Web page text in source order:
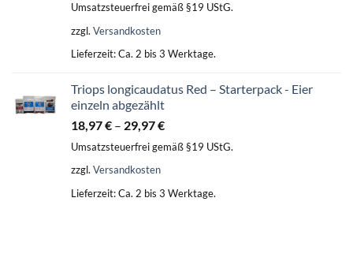
Umsatzsteuerfrei gemäß §19 UStG.
zzgl. Versandkosten
Lieferzeit:Ca. 2 bis 3 Werktage.
Triops longicaudatus Red – Starterpack - Eier
einzeln abgezählt
18,97€ – 29,97€
Umsatzsteuerfrei gemäß §19 UStG.
zzgl. Versandkosten
Lieferzeit:Ca. 2 bis 3 Werktage.